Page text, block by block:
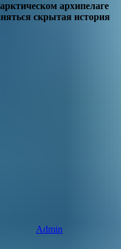
архипелаге
скрытая история
Admin